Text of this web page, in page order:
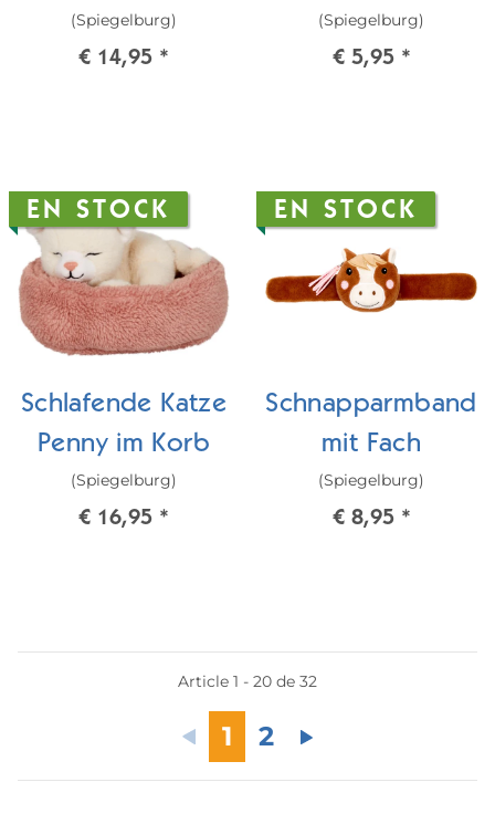
(Spiegelburg)
€ 14,95 *
(Spiegelburg)
€ 5,95 *
EN STOCK
Schlafende Katze
Penny im Korb
(Spiegelburg)
€ 16,95 *
EN STOCK
Schnapparmband
mit Fach
(Spiegelburg)
€ 8,95 *
Article 1 - 20 de 32
1 2